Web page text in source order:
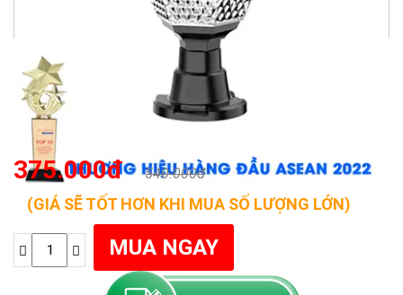
375.000đ 540.000đ
(GIÁ SẼ TỐT HƠN KHI MUA SỐ LƯỢNG LỚN)